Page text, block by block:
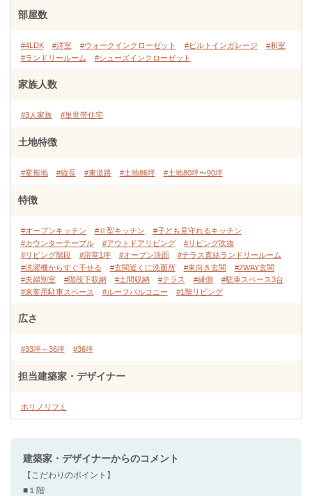
部屋数
#4LDK #洋室 #ウォークインクローゼット #ビルトインガレージ
#和室
#ランドリールーム
#シューズインクローゼット
家族人数
#3人家族 #単世帯住宅
土地特徴
#変形地 #縦長 #東道路 #土地86坪 #土地80坪〜90坪
特徴
#オープンキッチン #Ⅱ型キッチン
#子ども見守れるキッチン
#カウンターテーブル
#アウトドアリビング
#リビング吹抜
#リビング階段
#浴室1坪 #オープン洗面
#テラス直結ランドリールーム
#洗濯機からすぐ干せる
#玄関近くに洗面所 #東向き玄関
#2WAY玄関
#夫婦別室
#階段下収納 #土間収納 #テラス #縁側
#駐車スペース3台
#来客用駐車スペース
#ルーフバルコニー #1階リビング
広さ
#33坪～36坪 #36坪
担当建築家・デザイナー
ホリノリフミ
建築家・デザイナーからのコメント
【こだわりのポイント】
■１階